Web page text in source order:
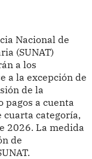
Nacional de
(SUNAT)
a los
a la excepción de
de la
pagos a cuenta
cuarta categoría,
2026. La medida
de